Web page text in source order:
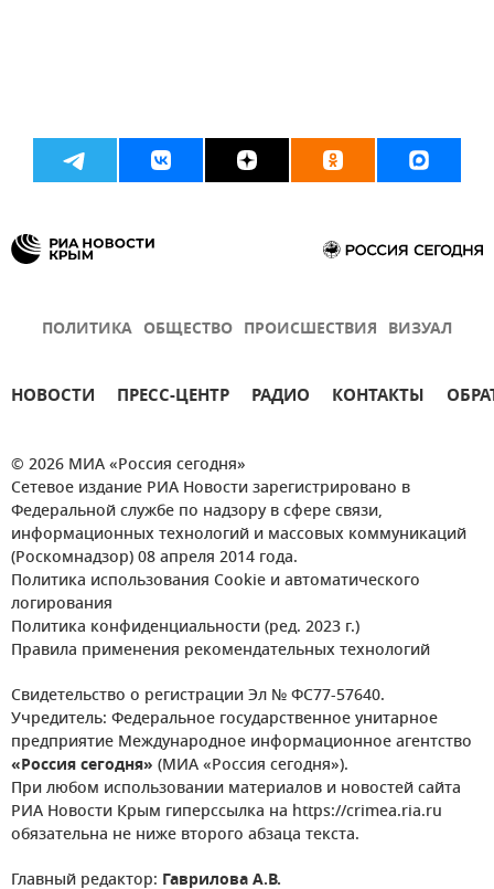
ПОЛИТИКА ОБЩЕСТВО ПРОИСШЕСТВИЯ ВИЗУАЛ
НОВОСТИ ПРЕСС-ЦЕНТР РАДИО КОНТАКТЫ
© 2026 МИА «Россия сегодня»
Сетевое издание РИА Новости зарегистрировано в
Федеральной службе по надзору в сфере связи,
информационных технологий и массовых коммуникаций
(Роскомнадзор) 08 апреля 2014 года.
Политика использования Cookie и автоматического
логирования
Политика конфиденциальности (ред. 2023 г.)
Правила применения рекомендательных технологий
Свидетельство о регистрации Эл № ФС77-57640.
Учредитель: Федеральное государственное унитарное
предприятие Международное информационное агентство
«Россия сегодня» (МИА «Россия сегодня»).
При любом использовании материалов и новостей сайта
РИА Новости Крым гиперссылка на https://crimea.ria.ru
обязательна не ниже второго абзаца текста.
Главный редактор: Гаврилова А.В.